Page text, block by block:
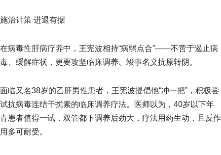
施治计策 进退有据
在病毒性肝病疗养中，王宪波相持“病弱点合”——不啻于遏止病
毒、缓解症状，更要攻坚临床调养、竣事名义抗原转阴。
面临又名38岁的乙肝男性患者，王宪波提倡他“冲一把”，积极尝
试抗病毒连结干扰素的临床调养疗法。医师以为，40岁以下年
青患者值得一试，双管都下调养后劲大，疗法用药生动，且反作
用多可耐受。